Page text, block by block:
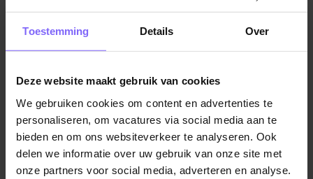
Toestemming Details Over
Deze website maakt gebruik van cookies
We gebruiken cookies om content en advertenties te
personaliseren, om vacatures via social media aan te
bieden en om ons websiteverkeer te analyseren. Ook
delen we informatie over uw gebruik van onze site met
onze partners voor social media, adverteren en analyse.
Vul hier je Skillsprofiel in
voor de ideale
vacaturematch!